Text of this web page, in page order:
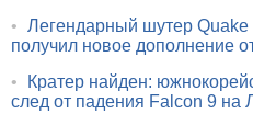
• Легендарный шутер Quake
получил новое дополнение
•
Кратер найден:
след от падения Falcon 9 на